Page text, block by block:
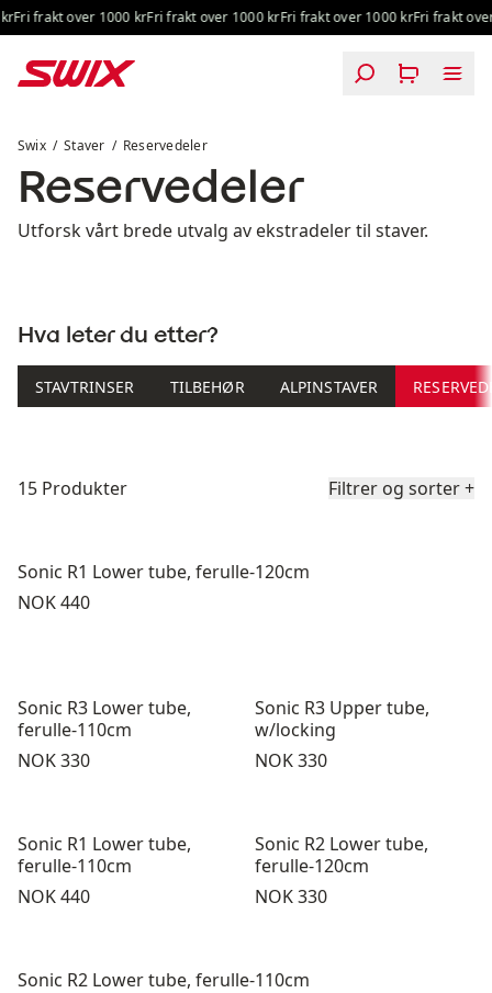
Hopp til innhold
Fri frakt over 1000 krFri frakt over 1000 krFri frakt over 1000 krFri frakt over
Swix Staver Reservedeler
Reservedeler
Utforsk vårt brede utvalg av ekstradeler til staver.
Hva leter du etter?
STAVTRINSER TILBEHØR ALPINSTAVER
15 Produkter Filtrer og sorter+
Sonic R1 Lower tube, ferulle-120cm
Pris:
NOK 440
Sonic R3 Lower tube,
ferulle-110cm
Pris:
NOK 330
Sonic R3 Upper tube,
w/locking
Pris:
NOK 330
Sonic R1 Lower tube,
ferulle-110cm
Pris:
NOK 440
Sonic R2 Lower tube,
ferulle-120cm
Pris:
NOK 330
Sonic R2 Lower tube, ferulle-110cm